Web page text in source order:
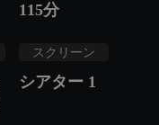
115分
スクリーン
シアター 1